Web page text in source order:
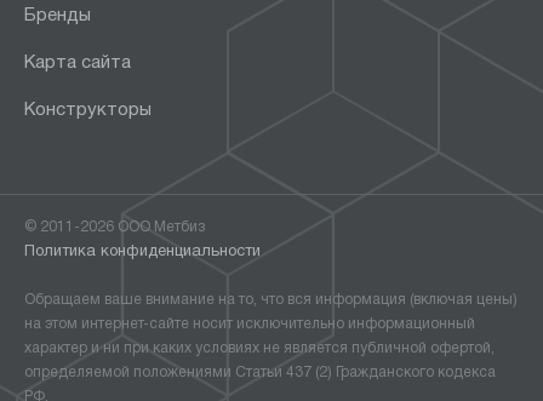
Бренды
Карта сайта
Конструкторы
© 2011-2026 ООО Метбиз
Политика конфиденциальности
Обращаем ваше внимание на то, что вся информация (включая цены)
на этом интернет-сайте носит исключительно информационный
характер и ни при каких условиях не является публичной офертой,
определяемой положениями Статьи 437 (2) Гражданского кодекса
РФ.